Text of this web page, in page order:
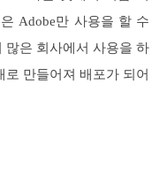
Adobe만 사용을 할 수
많은 회사에서 사용을 하
로 만들어져 배포가 되어